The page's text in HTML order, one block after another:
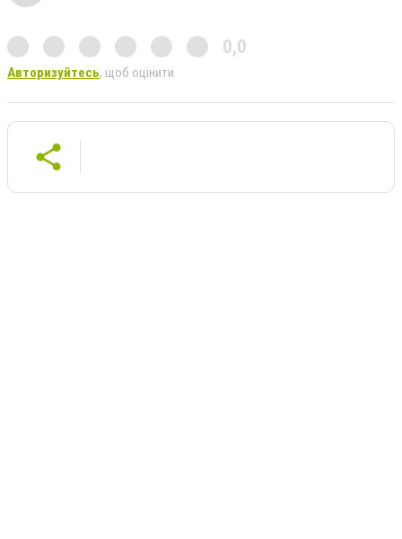
0,0
Авторизуйтесь, щоб оцінити